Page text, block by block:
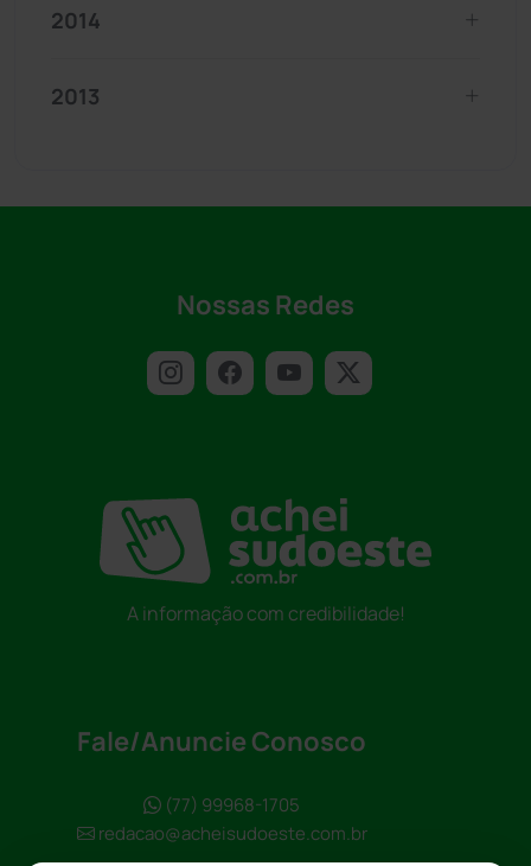
2014
2013
Nossas Redes
A informação com credibilidade!
Fale/Anuncie Conosco
(77) 99968-1705
redacao@acheisudoeste.com.br